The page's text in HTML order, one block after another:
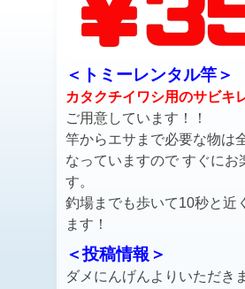
＜トミーレンタル竿＞
カタクチイワシ用のサビキ
ご用意しています！！
竿からエサまで必要な物は
なっていますので すぐにお
す。
釣場までも歩いて10秒と近
ます！
＜投稿情報＞
ダメにんげんよりいただき